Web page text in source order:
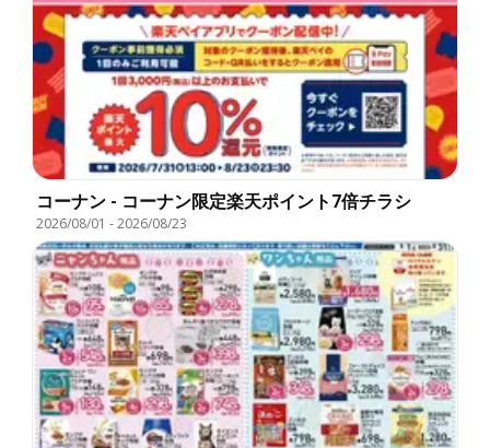
コーナン - コーナン限定楽天ポイント7倍チラシ
2026/08/01 -2026/08/23